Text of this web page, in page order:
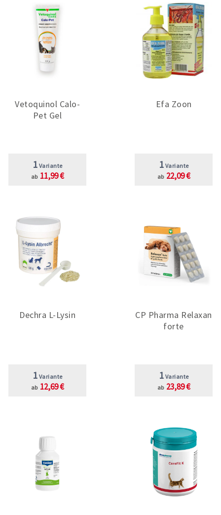
Vetoquinol Calo-
Pet Gel
1 Variante
ab 11,99 €
Efa Zoon
1 Variante
ab 22,09 €
Dechra L-Lysin
1 Variante
ab 12,69 €
CP Pharma Relaxan
forte
1 Variante
ab 23,89 €